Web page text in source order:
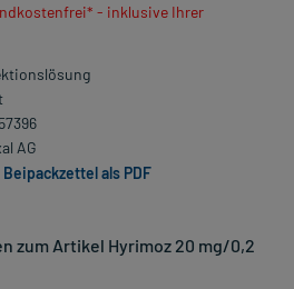
- inklusive Ihrer
AG
Beipackzettel als PDF
zum Artikel Hyrimoz 20 mg/0,2